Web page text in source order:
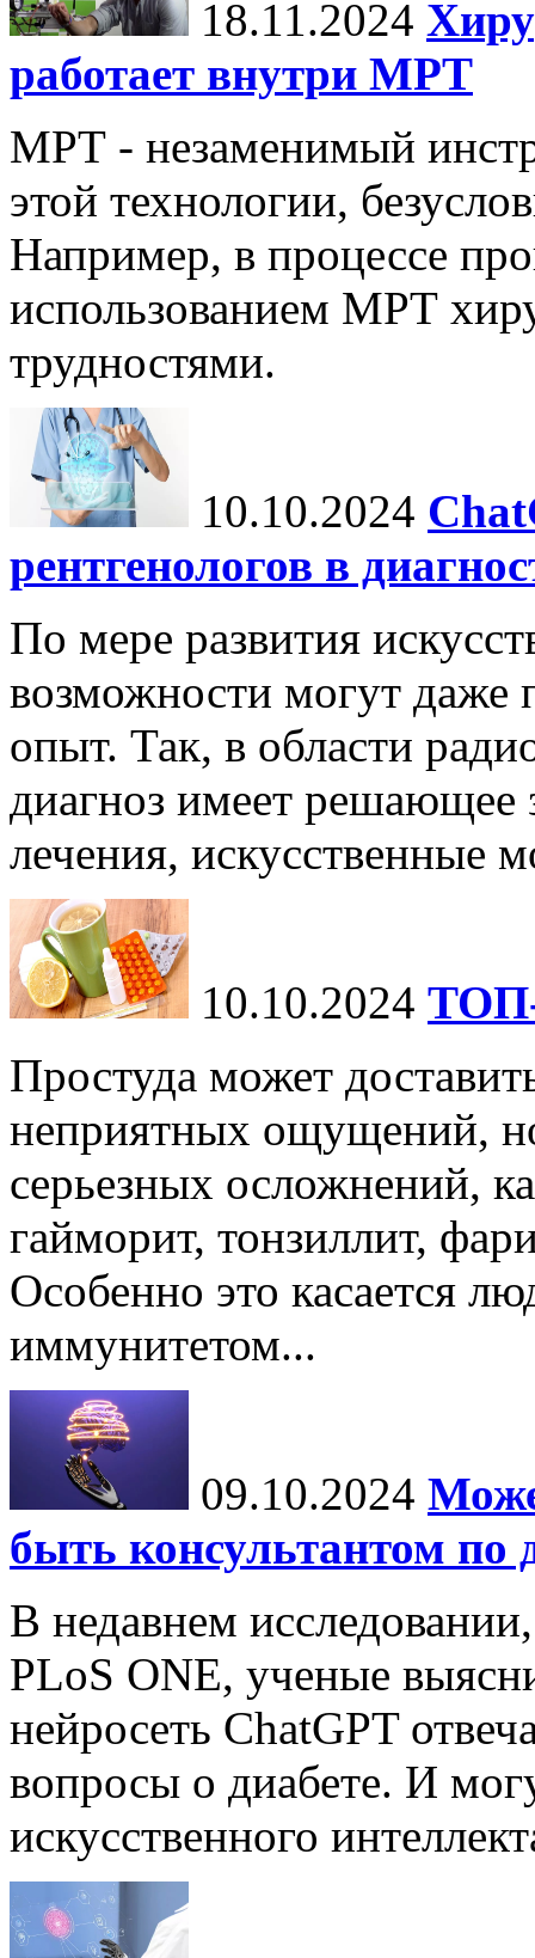
18.11.2024
работает внутри МРТ
МРТ - незаменимый
этой технологии,
Например, в процессе
использованием МРТ
трудностями.
10.10.2024
рентгенологов в
По мере развития
возможности могут даже
опыт. Так, в области
диагноз имеет решающее
лечения, искусственные
10.10.2024 ТОП-
Простуда может
неприятных ощущений,
серьезных осложнений,
гайморит, тонзиллит,
Особенно это касается
иммунитетом...
09.10.2024
быть консультантом по
В недавнем
PLoS ONE, ученые
нейросеть ChatGPT
вопросы о диабете. И
искусственного